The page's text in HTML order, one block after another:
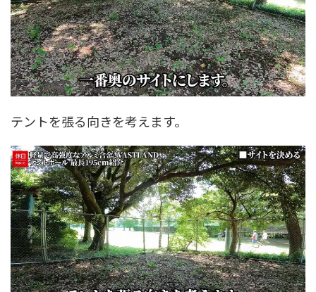
テントを張る向きを考えます。